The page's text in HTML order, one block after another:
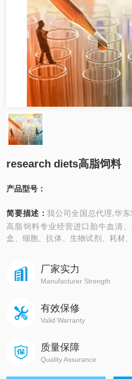
research diets高脂饲料
产品型号：
简要描述：我公司全国总代理,华
高脂饲料专业经营进口胎牛血清
盒、细胞、抗体、生物试剂、耗材
厂家实力
Manufacturer Strength
有效保修
Valid Warranty
质量保障
Quality Assurance